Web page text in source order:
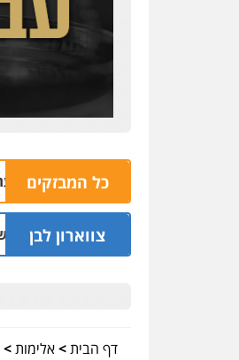
כל המבזקיםסניף ג'פניקה בגבעתיים 06.08 | 22:58
צווארון לבן
ההלוואות של משפחת הרינג
דף הבית>אלימות>